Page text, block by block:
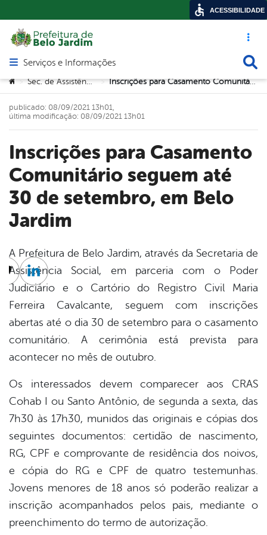
Acesso
Abrir menu principal de navegação
Serviços e Informações
Você está aqui:
> Sec. de Assistência Social > Inscrições para Casamento Comunitário seguem até 30 de setembro, em Belo Jardim
Inscrições para Casamento
Comunitário seguem até
30 de setembro, em Belo
Jardim
publicado: 08/09/2021 13h01,
última modificação: 08/09/2021 13h01
A Prefeitura de Belo Jardim, através da Secretaria de
Assistência Social, em parceria com o Poder
Judiciário e o Cartório do Registro Civil Maria
Ferreira Cavalcante, seguem com inscrições
abertas até o dia 30 de setembro para o casamento
comunitário. A cerimônia está prevista para
acontecer no mês de outubro.
Os interessados devem comparecer aos CRAS
Cohab I ou Santo Antônio, de segunda a sexta, das
7h30 às 17h30, munidos das originais e cópias dos
seguintes documentos: certidão de nascimento,
RG, CPF e comprovante de residência dos noivos,
e cópia do RG e CPF de quatro testemunhas.
Jovens menores de 18 anos só poderão realizar a
inscrição acompanhados pelos pais, mediante o
preenchimento do termo de autorização.
TwitterLinkedin
ACESSIBILIDADE